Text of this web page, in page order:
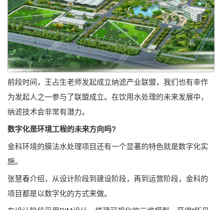
前段时间，王占生老师发起成立纳滤产业联盟，我们也有幸作
为发起人之一参与了联盟成立。在饮用水处理的未来发展中，
纳滤技术会非常有潜力。
数字化是环境工程的未来方向吗?
金科环境的膜法水处理项目还有一个显著的特色就是数字化实
施。
张慧春介绍，从设计阶段到建设阶段，再到运营阶段，金科的
项目都是以数字化的方式来做。